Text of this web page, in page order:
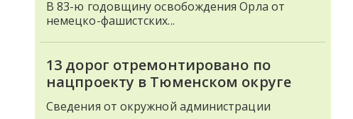
В 83-ю годовщину освобождения Орла от
немецко-фашистских...
13 дорог отремонтировано по
нацпроекту в Тюменском округе
Сведения от окружной администрации